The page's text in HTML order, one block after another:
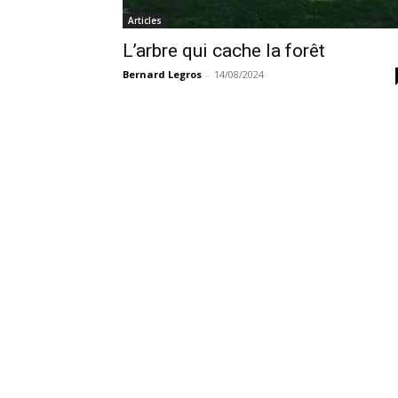
Articles
L’arbre qui cache la forêt
Bernard Legros - 14/08/2024